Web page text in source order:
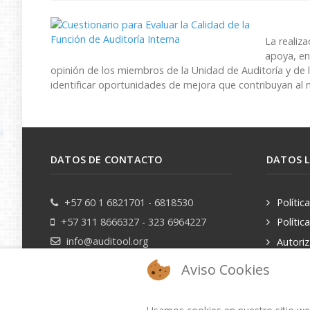
e
a
d
h
e
t
La
apoya,
opinión de los miembros de la Unidad de Auditoría y
identificar oportunidades de mejora que contribuyan al
DATOS DE CONTACTO
+57 60 1 6821701 - 6818530
+57 311 8666327 - 323 6964227
info@auditool.org
DATOS
Aviso Cookies